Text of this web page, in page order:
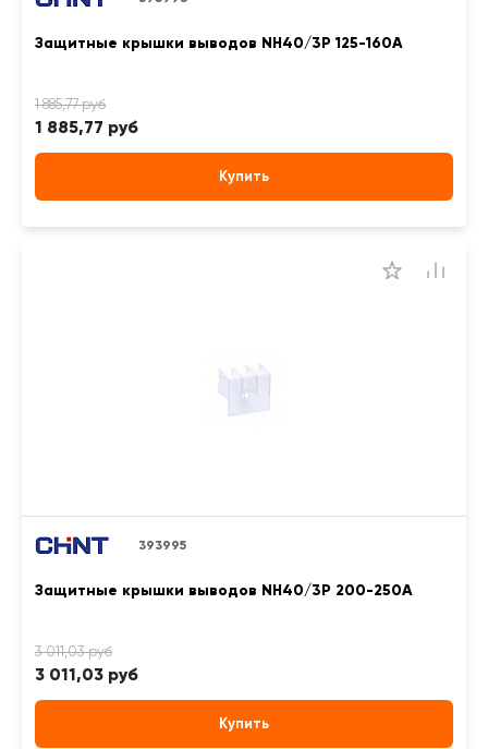
Защитные крышки выводов NH40/3P 125-160А
1 885,77 руб
Купить
393995
Защитные крышки выводов NH40/3P 200-250А
3 011,03 руб
Купить